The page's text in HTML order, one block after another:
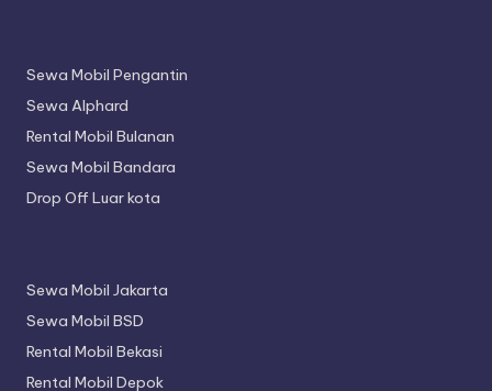
Sewa Mobil Pengantin
Sewa Alphard
Rental Mobil Bulanan
Sewa Mobil Bandara
Drop Off Luar kota
Sewa Mobil Jakarta
Sewa Mobil BSD
Rental Mobil Bekasi
Rental Mobil Depok